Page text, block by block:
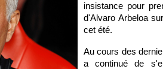
insistance pour
d'Alvaro Arbeloa
cet été.
Au cours des
a continué de